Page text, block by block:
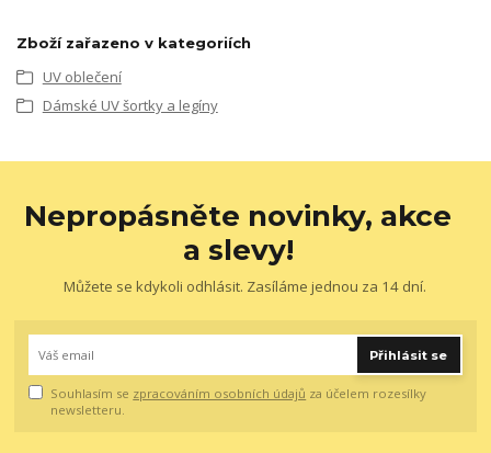
Zboží zařazeno v kategoriích
UV oblečení
Dámské UV šortky a legíny
Nepropásněte novinky, akce
a slevy!
Můžete se kdykoli odhlásit. Zasíláme jednou za 14 dní.
Přihlásit se
Souhlasím se zpracováním osobních údajů za účelem rozesílky
newsletteru.